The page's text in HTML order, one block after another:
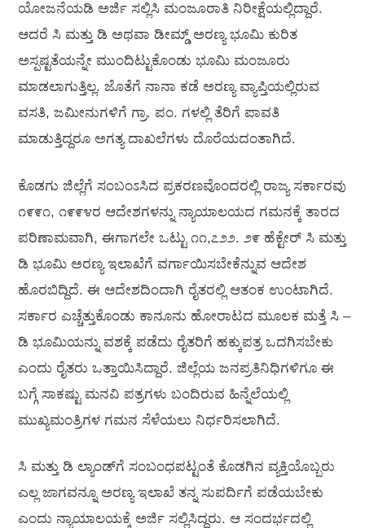
ಯೋಜನೆಯಡಿ ಅರ್ಜಿ ಸಲ್ಲಿಸಿ ಮಂಜೂರಾತಿ ನಿರೀಕ್ಷೆಯಲ್ಲಿದ್ದಾರೆ.
ಆದರೆ ಸಿ ಮತ್ತು ಡಿ ಅಥವಾ ಡೀಮ್ಡ್ ಅರಣ್ಯ ಭೂಮಿ ಕುರಿತ
ಅಸ್ಪಷ್ಟತೆಯನ್ನೇ ಮುಂದಿಟ್ಟುಕೊಂಡು ಭೂಮಿ ಮಂಜೂರು
ಮಾಡಲಾಗುತ್ತಿಲ್ಲ. ಜೊತೆಗೆ ನಾನಾ ಕಡೆ ಅರಣ್ಯ ವ್ಯಾಪ್ತಿಯಲ್ಲಿರುವ
ವಸತಿ, ಜಮೀನುಗಳಿಗೆ ಗ್ರಾ. ಪಂ. ಗಳಲ್ಲಿ ತೆರಿಗೆ ಪಾವತಿ
ಮಾಡುತ್ತಿದ್ದರೂ ಅಗತ್ಯ ದಾಖಲೆಗಳು ದೊರೆಯದಂತಾಗಿದೆ.
ಕೊಡಗು ಜಿಲ್ಲೆಗೆ ಸಂಬಂಽಸಿದ ಪ್ರಕರಣವೊಂದರಲ್ಲಿ ರಾಜ್ಯ ಸರ್ಕಾರವು
೧೯೯೧, ೧೯೯೪ರ ಆದೇಶಗಳನ್ನು ನ್ಯಾಯಾಲಯದ ಗಮನಕ್ಕೆ ತಾರದ
ಪರಿಣಾಮವಾಗಿ, ಈಗಾಗಲೇ ಒಟ್ಟು ೧೧,೭೨೨. ೨೯ ಹೆಕ್ಟೇರ್ ಸಿ ಮತ್ತು
ಡಿ ಭೂಮಿ ಅರಣ್ಯ ಇಲಾಖೆಗೆ ವರ್ಗಾಯಿಸಬೇಕೆನ್ನುವ ಆದೇಶ
ಹೊರಬಿದ್ದಿದೆ. ಈ ಆದೇಶದಿಂದಾಗಿ ರೈತರಲ್ಲಿ ಆತಂಕ ಉಂಟಾಗಿದೆ.
ಸರ್ಕಾರ ಎಚ್ಚೆತ್ತುಕೊಂಡು ಕಾನೂನು ಹೋರಾಟದ ಮೂಲಕ ಮತ್ತೆ ಸಿ –
ಡಿ ಭೂಮಿಯನ್ನು ವಶಕ್ಕೆ ಪಡೆದು ರೈತರಿಗೆ ಹಕ್ಕುಪತ್ರ ಒದಗಿಸಬೇಕು
ಎಂದು ರೈತರು ಒತ್ತಾಯಿಸಿದ್ದಾರೆ. ಜಿಲ್ಲೆಯ ಜನಪ್ರತಿನಿಧಿಗಳಿಗೂ ಈ
ಬಗ್ಗೆ ಸಾಕಷ್ಟು ಮನವಿ ಪತ್ರಗಳು ಬಂದಿರುವ ಹಿನ್ನೆಲೆಯಲ್ಲಿ
ಮುಖ್ಯಮಂತ್ರಿಗಳ ಗಮನ ಸೆಳೆಯಲು ನಿರ್ಧರಿಸಲಾಗಿದೆ.
ಸಿ ಮತ್ತು ಡಿ ಲ್ಯಾಂಡ್‌ಗೆ ಸಂಬಂಧಪಟ್ಟಂತೆ ಕೊಡಗಿನ ವ್ಯಕ್ತಿಯೊಬ್ಬರು
ಎಲ್ಲ ಜಾಗವನ್ನೂ ಅರಣ್ಯ ಇಲಾಖೆ ತನ್ನ ಸುಪರ್ದಿಗೆ ಪಡೆಯಬೇಕು
ಎಂದು ನ್ಯಾಯಾಲಯಕ್ಕೆ ಅರ್ಜಿ ಸಲ್ಲಿಸಿದ್ದರು. ಆ ಸಂದರ್ಭದಲ್ಲಿ